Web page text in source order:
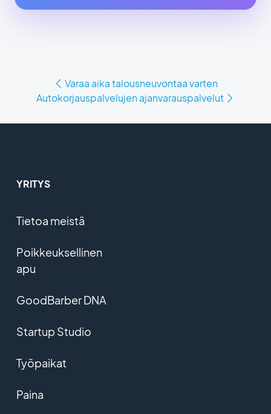
Varaa aika talousneuvontaa varten
Autokorjauspalvelujen ajanvarauspalvelut
YRITYS
Tietoa meistä
Poikkeuksellinen
apu
GoodBarber DNA
Startup Studio
Työpaikat
Paina